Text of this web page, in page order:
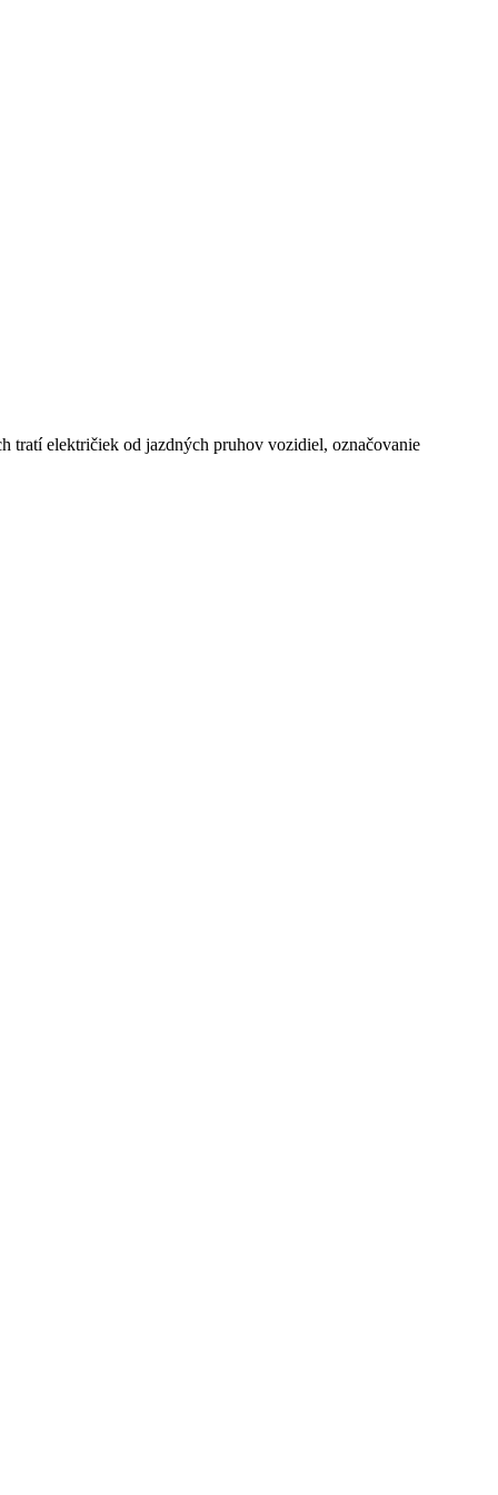
tratí električiek od jazdných pruhov vozidiel, označovanie